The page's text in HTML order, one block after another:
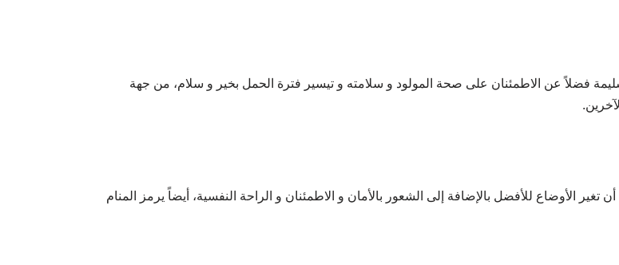
فضلاً عن الاطمئنان على صحة المولود و سلامته و تيسير فترة الحمل بخير و سلام، من جهة
الأوضاع للأفضل بالإضافة إلى الشعور بالأمان و الاطمئنان و الراحة النفسية، أيضاً يرمز المنام